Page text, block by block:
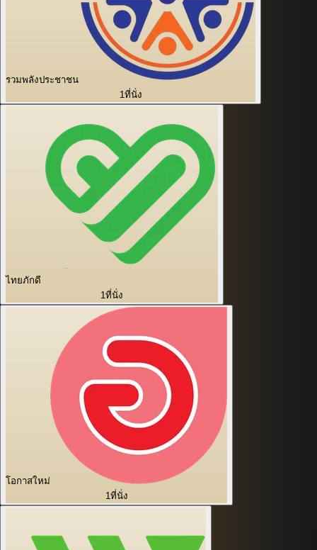
รวมพลังประชาชน
1ที่นั่ง
ไทยภักดี
1ที่นั่ง
โอกาสใหม่
1ที่นั่ง